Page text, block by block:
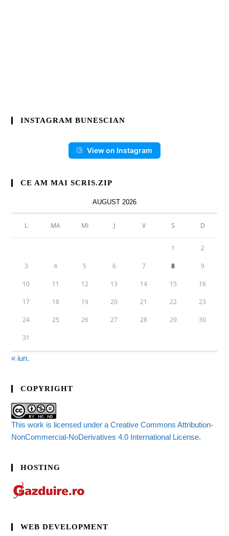
INSTAGRAM BUNESCIAN
View on Instagram
CE AM MAI SCRIS.ZIP
AUGUST 2026
L MA MI J V S D
1 2
3 4 5 6 7 8 9
10 11 12 13 14 15 16
17 18 19 20 21 22 23
24 25 26 27 28 29 30
31
« iun.
COPYRIGHT
This work is licensed under a Creative Commons Attribution-
NonCommercial-NoDerivatives 4.0 International License.
HOSTING
WEB DEVELOPMENT